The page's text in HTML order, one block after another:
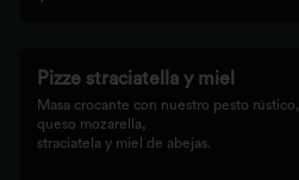
Pizze straciatella y miel
Masa crocante con nuestro pesto rústico,
queso mozarella,
straciatela y miel de abejas.